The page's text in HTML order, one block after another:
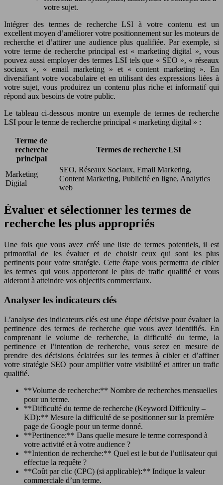
votre sujet.
Intégrer des termes de recherche LSI à votre contenu est un
excellent moyen d’améliorer votre positionnement sur les moteurs de
recherche et d’attirer une audience plus qualifiée. Par exemple, si
votre terme de recherche principal est « marketing digital », vous
pouvez aussi employer des termes LSI tels que « SEO », « réseaux
sociaux », « email marketing » et « content marketing ». En
diversifiant votre vocabulaire et en utilisant des expressions liées à
votre sujet, vous produirez un contenu plus riche et informatif qui
répond aux besoins de votre public.
Le tableau ci-dessous montre un exemple de termes de recherche
LSI pour le terme de recherche principal « marketing digital » :
Terme de
recherche
principal
Termes de recherche LSI
Marketing
Digital
SEO, Réseaux Sociaux, Email Marketing,
Content Marketing, Publicité en ligne, Analytics
web
Évaluer et sélectionner les termes de
recherche les plus appropriés
Une fois que vous avez créé une liste de termes potentiels, il est
primordial de les évaluer et de choisir ceux qui sont les plus
pertinents pour votre stratégie. Cette étape vous permettra de cibler
les termes qui vous apporteront le plus de trafic qualifié et vous
aideront à atteindre vos objectifs commerciaux.
Analyser les indicateurs clés
L’analyse des indicateurs clés est une étape décisive pour évaluer la
pertinence des termes de recherche que vous avez identifiés. En
comprenant le volume de recherche, la difficulté du terme, la
pertinence et l’intention de recherche, vous serez en mesure de
prendre des décisions éclairées sur les termes à cibler et d’affiner
votre stratégie SEO pour amplifier votre visibilité et attirer un trafic
qualifié.
**Volume de recherche:** Nombre de recherches mensuelles
pour un terme.
**Difficulté du terme de recherche (Keyword Difficulty –
KD):** Mesure la difficulté de se positionner sur la première
page de Google pour un terme donné.
**Pertinence:** Dans quelle mesure le terme correspond à
votre activité et à votre audience ?
**Intention de recherche:** Quel est le but de l’utilisateur qui
effectue la requête ?
**Coût par clic (CPC) (si applicable):** Indique la valeur
commerciale d’un terme.